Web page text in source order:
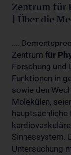
Zentrum für
| Über die
....
Zentrum für
Forschung und
Funktionen in
sowie den
Molekülen,
Sinnessystem.
Untersuchung